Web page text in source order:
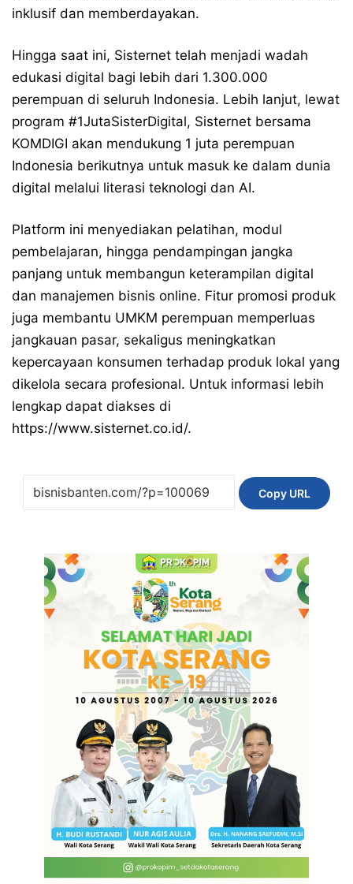
inklusif dan memberdayakan.
Hingga saat ini, Sisternet telah menjadi wadah
edukasi digital bagi lebih dari 1.300.000
perempuan di seluruh Indonesia. Lebih lanjut, lewat
program #1JutaSisterDigital, Sisternet bersama
KOMDIGI akan mendukung 1 juta perempuan
Indonesia berikutnya untuk masuk ke dalam dunia
digital melalui literasi teknologi dan AI.
Platform ini menyediakan pelatihan, modul
pembelajaran, hingga pendampingan jangka
panjang untuk membangun keterampilan digital
dan manajemen bisnis online. Fitur promosi produk
juga membantu UMKM perempuan memperluas
jangkauan pasar, sekaligus meningkatkan
kepercayaan konsumen terhadap produk lokal yang
dikelola secara profesional. Untuk informasi lebih
lengkap dapat diakses di
https://www.sisternet.co.id/.
Copy URL